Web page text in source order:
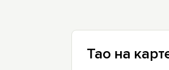
Tao на